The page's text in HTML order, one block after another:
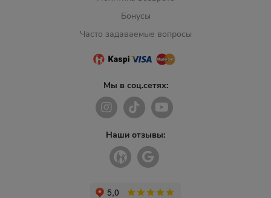
Бонусы
Часто задаваемые вопросы
Мы в соц.сетях:
Наши отзывы: